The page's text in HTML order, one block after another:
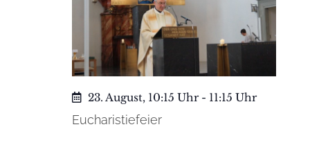
23. August, 10:15 Uhr- 11:15 Uhr
Eucharistiefeier